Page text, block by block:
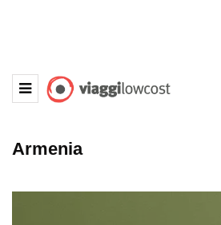
Armenia